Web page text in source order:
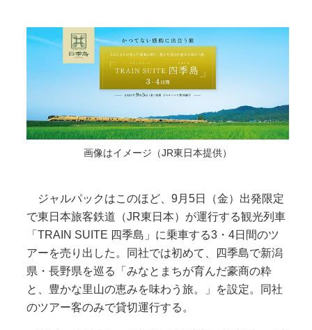
画像はイメージ（JR東日本提供）
ジャルパックはこのほど、9月5日（金）出発限定
で東日本旅客鉄道（JR東日本）が運行する観光列車
「TRAIN SUITE 四季島」に乗車する3・4日間のツ
アーを売り出した。同社では初めて、四季島で新潟
県・長野県を巡る「みなとまちが育んだ豪商の粋
と、豊かな里山の恵みを味わう旅。」を設定。同社
のツアー客のみで貸切運行する。